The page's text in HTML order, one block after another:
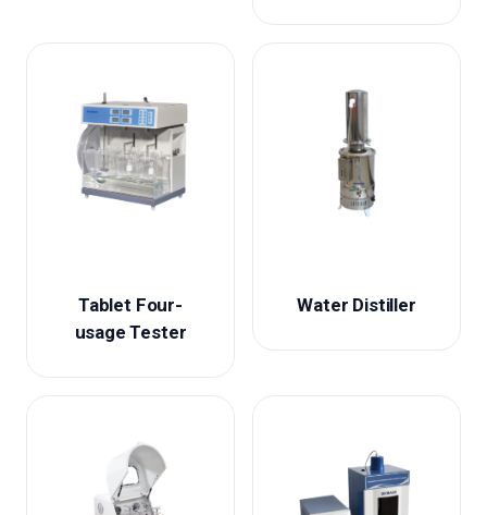
Tablet Four-
usage Tester
Water Distiller